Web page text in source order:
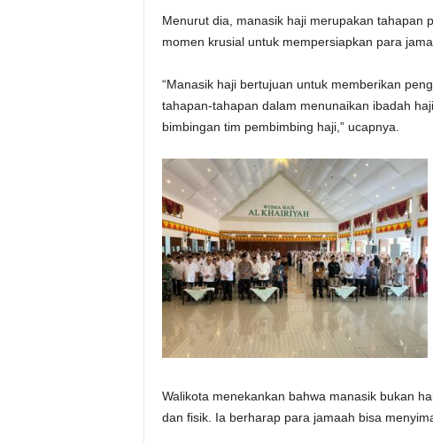
Menurut dia, manasik haji merupakan tahapan
momen krusial untuk mempersiapkan para
“Manasik haji bertujuan untuk memberikan
tahapan-tahapan dalam menunaikan ibadah
bimbingan tim pembimbing haji,” ucapnya.
Walikota menekankan bahwa manasik bukan
dan fisik. Ia berharap para jamaah bisa